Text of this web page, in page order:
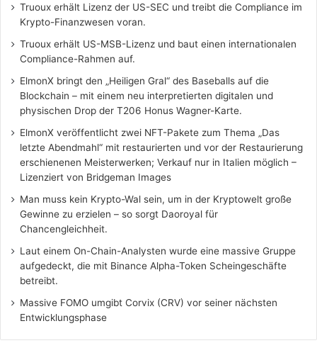
Truoux erhält Lizenz der US-SEC und treibt die Compliance im
Krypto-Finanzwesen voran.
Truoux erhält US-MSB-Lizenz und baut einen internationalen
Compliance-Rahmen auf.
ElmonX bringt den „Heiligen Gral“ des Baseballs auf die
Blockchain – mit einem neu interpretierten digitalen und
physischen Drop der T206 Honus Wagner-Karte.
ElmonX veröffentlicht zwei NFT-Pakete zum Thema „Das
letzte Abendmahl“ mit restaurierten und vor der Restaurierung
erschienenen Meisterwerken; Verkauf nur in Italien möglich –
Lizenziert von Bridgeman Images
Man muss kein Krypto-Wal sein, um in der Kryptowelt große
Gewinne zu erzielen – so sorgt Daoroyal für
Chancengleichheit.
Laut einem On-Chain-Analysten wurde eine massive Gruppe
aufgedeckt, die mit Binance Alpha-Token Scheingeschäfte
betreibt.
Massive FOMO umgibt Corvix (CRV) vor seiner nächsten
Entwicklungsphase